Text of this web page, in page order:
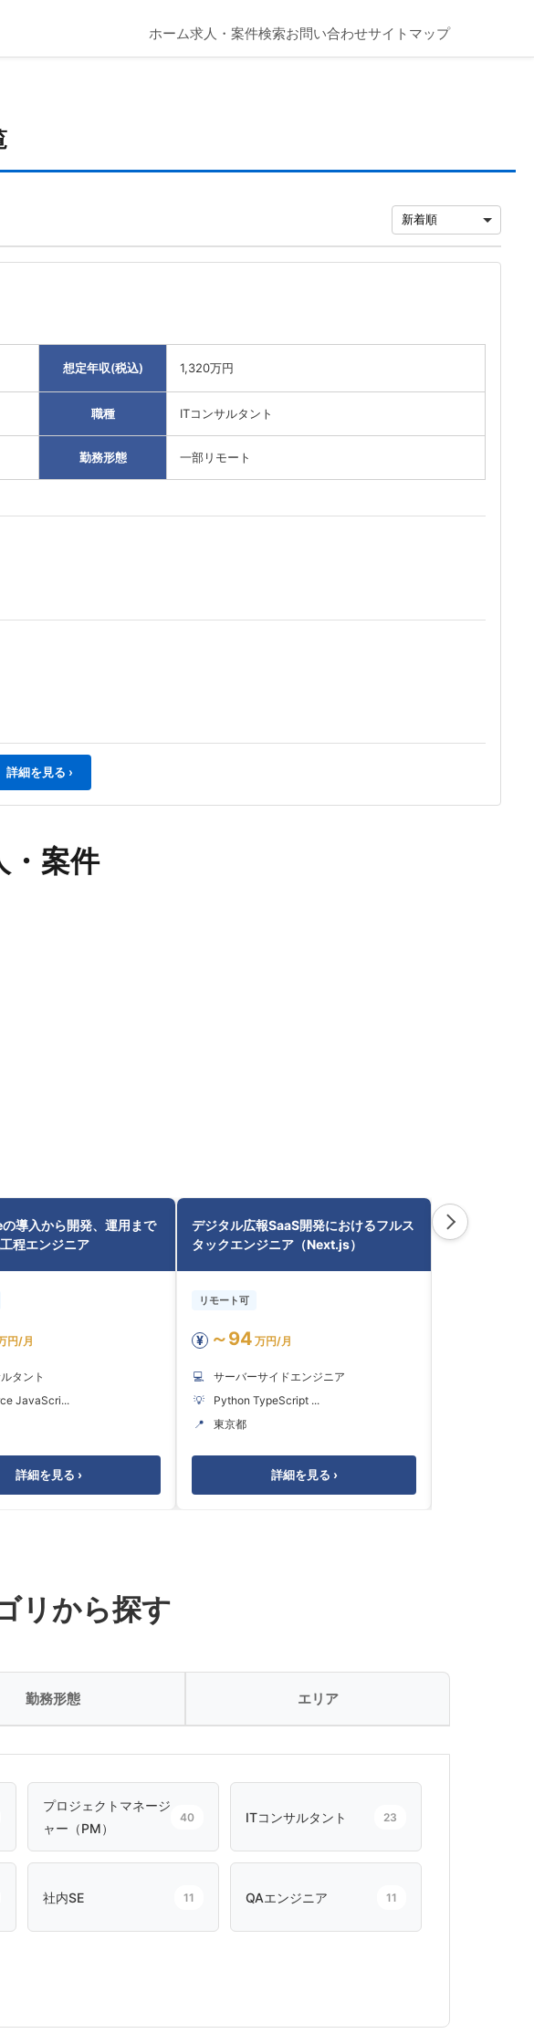
ホーム求人・案件検索お問い合わせサイトマップ
想定年収(税込) 1,320万円
職種 ITコンサルタント
勤務形態 一部リモート
詳細を見る ›
・案件
導入から開発、運用まで
程エンジニア
円/月
タント
JavaScri...
詳細を見る ›
デジタル広報SaaS開発におけるフルス
タックエンジニア（Next.js）
リモート可
¥ ～94 万円/月
💻
サーバーサイドエンジニア
💡
Python TypeScript ...
📍
東京都
詳細を見る ›
AI/AWS基盤
能拡張・運用
リから探す
勤務形態 エリア
プロジェクトマネージ
ャー（PM）
40 ITコンサルタント 23
社内SE 11 QAエンジニア 11